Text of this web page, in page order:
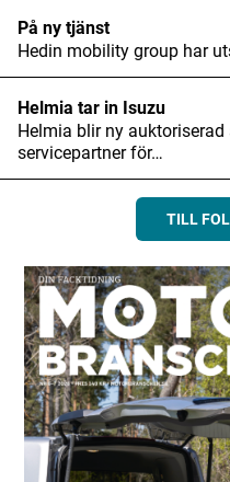
På ny tjänst
Hedin mobility group har
Helmia tar in Isuzu
Helmia blir ny
servicepartner för…
TILL